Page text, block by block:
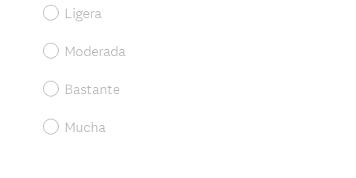
Ligera
Moderada
Bastante
Mucha